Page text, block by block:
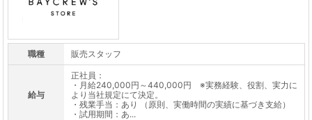
職種 販売スタッフ
給与
正社員：
・月給240,000円～440,000円 ※実務経験、役割、実力に
より当社規定にて決定。
・残業手当：あり （原則、実働時間の実績に基づき支給）
・試用期間：あ...